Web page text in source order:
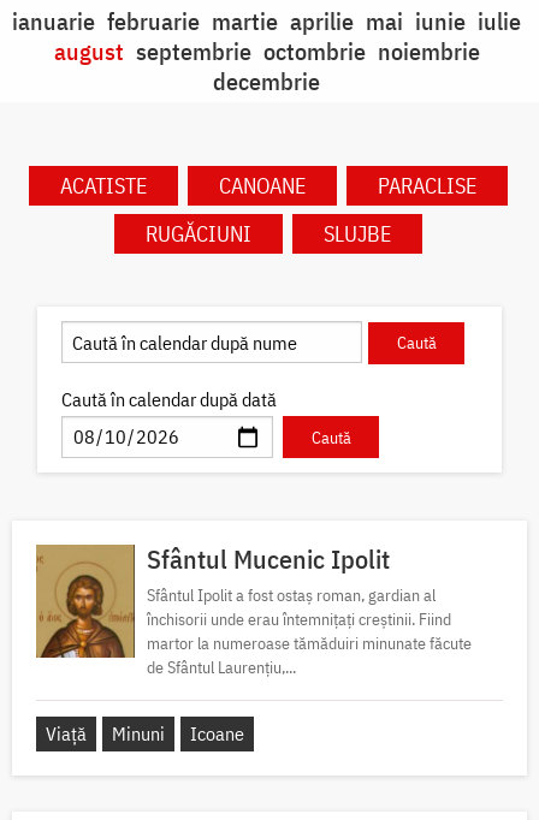
ianuarie februarie martie aprilie mai iunie iulie
august septembrie octombrie noiembrie
decembrie
ACATISTE CANOANE
PARACLISE
RUGĂCIUNI
SLUJBE
Caută în calendar după dată
Sfântul Mucenic Ipolit
Sfântul Ipolit a fost ostaș roman, gardian al
închisorii unde erau întemnițați creștinii. Fiind
martor la numeroase tămăduiri minunate făcute
de Sfântul Laurențiu,...
Viață Minuni Icoane